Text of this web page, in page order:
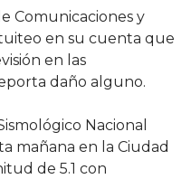
Comunicaciones y
en su cuenta que
en las
daño alguno.
Nacional
mañana en la Ciudad
de 5.1 con